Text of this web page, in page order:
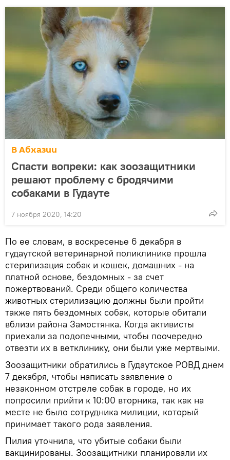
В Абхазии
Спасти вопреки: как зоозащитники
решают проблему с бродячими
собаками в Гудауте
7 ноября 2020, 14:20
По ее словам, в воскресенье 6 декабря в
гудаутской ветеринарной поликлинике прошла
стерилизация собак и кошек, домашних - на
платной основе, бездомных - за счет
пожертвований. Среди общего количества
животных стерилизацию должны были пройти
также пять бездомных собак, которые обитали
вблизи района Замостянка. Когда активисты
приехали за подопечными, чтобы поочередно
отвезти их в ветклинику, они были уже мертвыми.
Зоозащитники обратились в Гудаутское РОВД днем
7 декабря, чтобы написать заявление о
незаконном отстреле собак в городе, но их
попросили прийти к 10:00 вторника, так как на
месте не было сотрудника милиции, который
принимает такого рода заявления.
Пилия уточнила, что убитые собаки были
вакцинированы. Зоозащитники планировали их